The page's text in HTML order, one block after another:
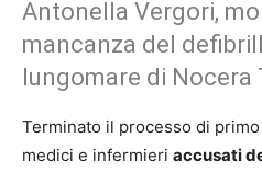
Antonella Vergori,
mancanza del
lungomare di Nocera
Terminato il processo di
medici e infermieri accusati